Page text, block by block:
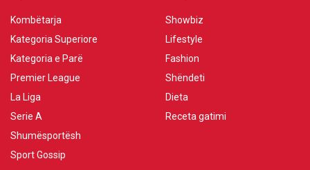
Kombëtarja
Kategoria Superiore
Kategoria e Parë
Premier League
La Liga
Serie A
Shumësportësh
Sport Gossip
Showbiz
Lifestyle
Fashion
Shëndeti
Dieta
Receta gatimi